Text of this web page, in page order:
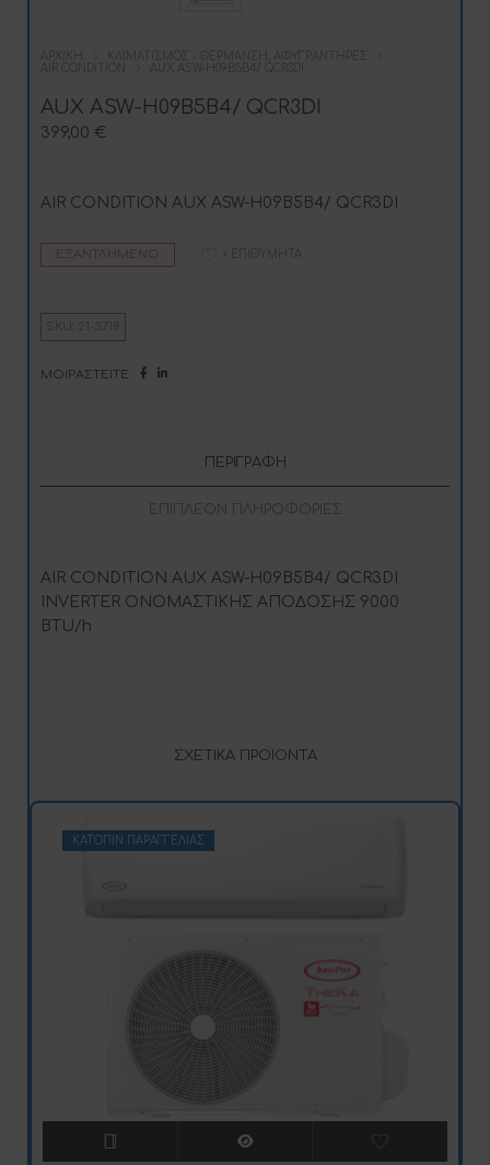
ΑΡΧΙΚΉ
ΚΛΙΜΑΤΙΣΜΌΣ - ΘΈΡΜΑΝΣΗ, ΑΦΥΓΡΑΝΤΉΡΕΣ
AIR CONDITION
AUX ASW-H09B5B4/ QCR3DI
AUX ASW-H09B5B4/ QCR3DI
399,00 €
AIR CONDITION AUX ASW-H09B5B4/ QCR3DI
ΕΞΑΝΤΛΗΜΈΝΟ + ΕΠΙΘΥΜΗΤΆ
SKU:
ΜΟΙΡΑΣΤΕΊΤΕ:
ΠΕΡΙΓΡΑΦΉ
ΕΠΙΠΛΈΟΝ ΠΛΗΡΟΦΟΡΊΕΣ
AIR CONDITION AUX ASW-H09B5B4/ QCR3DI
INVERTER ΟΝΟΜΑΣΤΙΚΗΣ ΑΠΟΔΟΣΗΣ 9000
BTU/h
ΣΧΕΤΙΚΆ ΠΡΟΪΌΝΤΑ
ΚΑΤΌΠΙΝ ΠΑΡΑΓΓΕΛΊΑΣ